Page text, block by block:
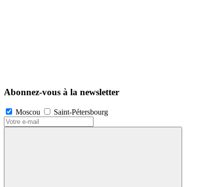
Abonnez-vous à la newsletter
Moscou Saint-Pétersbourg